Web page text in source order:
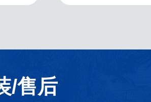
/售后